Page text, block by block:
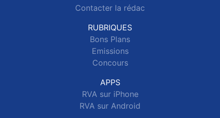
Contacter la rédac
RUBRIQUES
Bons Plans
Emissions
Concours
APPS
RVA sur iPhone
RVA sur Android